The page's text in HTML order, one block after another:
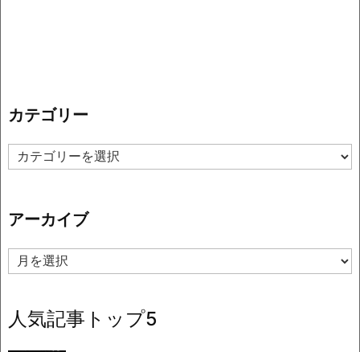
カテゴリー
カ
テ
ー
アーカイブ
ア
ー
イ
ブ
人気記事トップ5